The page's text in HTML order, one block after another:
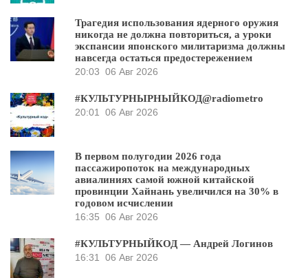
Трагедия использования ядерного оружия
никогда не должна повториться, а уроки
экспансии японского милитаризма должны
навсегда остаться предостережением
20:03 06 Авг 2026
#КУЛЬТУРНЫРНЫЙКОД@radiometro
20:01
06 Авг 2026
В первом полугодии 2026 года
пассажиропоток на международных
авиалиниях самой южной китайской
провинции Хайнань увеличился на 30% в
годовом исчислении
16:35 06 Авг 2026
#КУЛЬТУРНЫЙКОД — Андрей Логинов
16:31
06 Авг 2026